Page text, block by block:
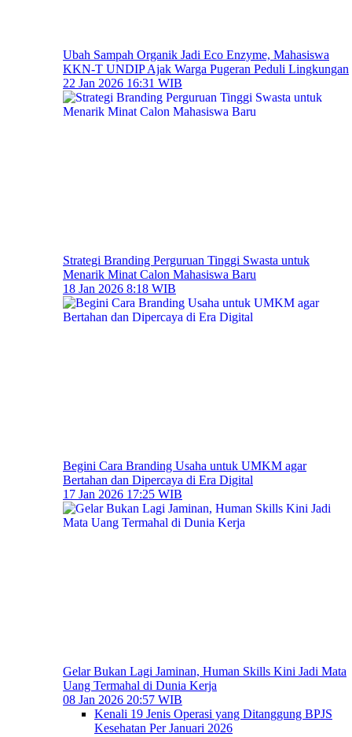
Ubah Sampah Organik Jadi Eco Enzyme, Mahasiswa
KKN-T UNDIP Ajak Warga Pugeran Peduli Lingkungan
22 Jan 2026 16:31 WIB
Strategi Branding Perguruan Tinggi Swasta untuk
Menarik Minat Calon Mahasiswa Baru
18 Jan 2026 8:18 WIB
Begini Cara Branding Usaha untuk UMKM agar
Bertahan dan Dipercaya di Era Digital
17 Jan 2026 17:25 WIB
Gelar Bukan Lagi Jaminan, Human Skills Kini Jadi Mata
Uang Termahal di Dunia Kerja
08 Jan 2026 20:57 WIB
Kenali 19 Jenis Operasi yang Ditanggung BPJS
Kesehatan Per Januari 2026